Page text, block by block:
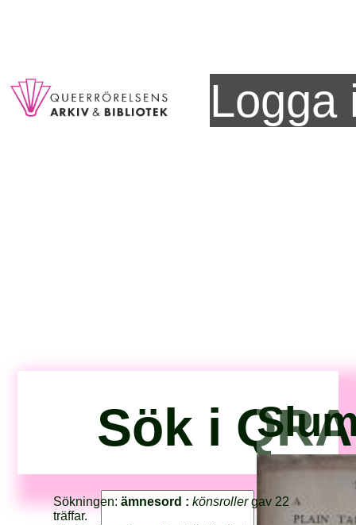
Logga
Sök i
Sökningen:ämnesord :könsrollergav 22
träffar.